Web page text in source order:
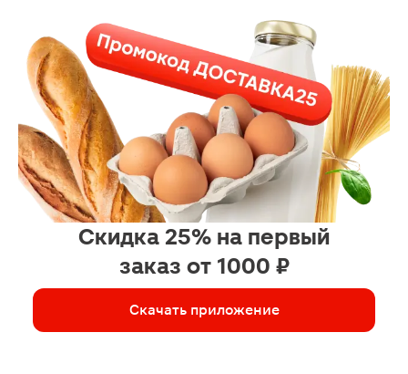
Скидка 25% на первый
заказ от 1000 ₽
Скачать приложение